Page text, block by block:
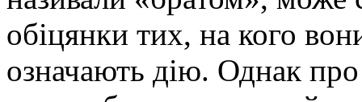
обіцянки тих, на кого
означають дію. Однак